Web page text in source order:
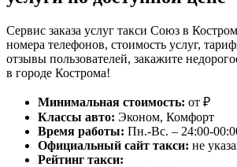
Сервис заказа услуг такси Союз в
номера телефонов, стоимость услуг,
отзывы пользователей, закажите
в городе Кострома!
Минимальная стоимость: от ₽
Классы авто: Эконом, Комфорт
Время работы: Пн.-Вс. – 24:00-
Официальный сайт такси: не
Рейтинг такси: